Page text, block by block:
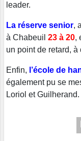
leader.
La réserve senior,
à Chabeuil 23 à 20,
un point de retard,
Enfin, l’école de
également pu se
Loriol et Guilherand.